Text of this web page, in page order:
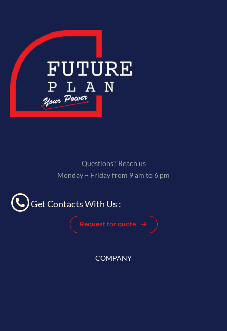
Questions? Reach us
Monday – Friday from 9 am to 6 pm
Get Contacts With Us :
Request for quote
COMPANY